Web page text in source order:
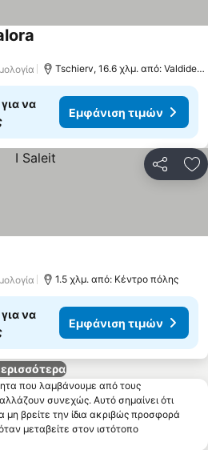
Tschierv, 16.6 χλμ. από: Valdidentro
να
Εμφάνιση τιμών
1.5 χλμ. από: Κέντρο πόλης
να
Εμφάνιση τιμών
που λαμβάνουμε από τους
συνεχώς. Αυτό σημαίνει ότι
μη βρείτε την ίδια ακριβώς προσφορά
μεταβείτε στον ιστότοπο